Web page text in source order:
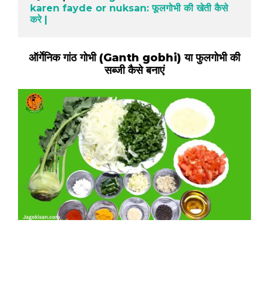
karen fayde or nuksan: फूलगोभी की खेती कैसे
करे |
ऑर्गेनिक गांठ गोभी (Ganth gobhi) या फुलगोभी की
सब्जी कैसे बनाएं